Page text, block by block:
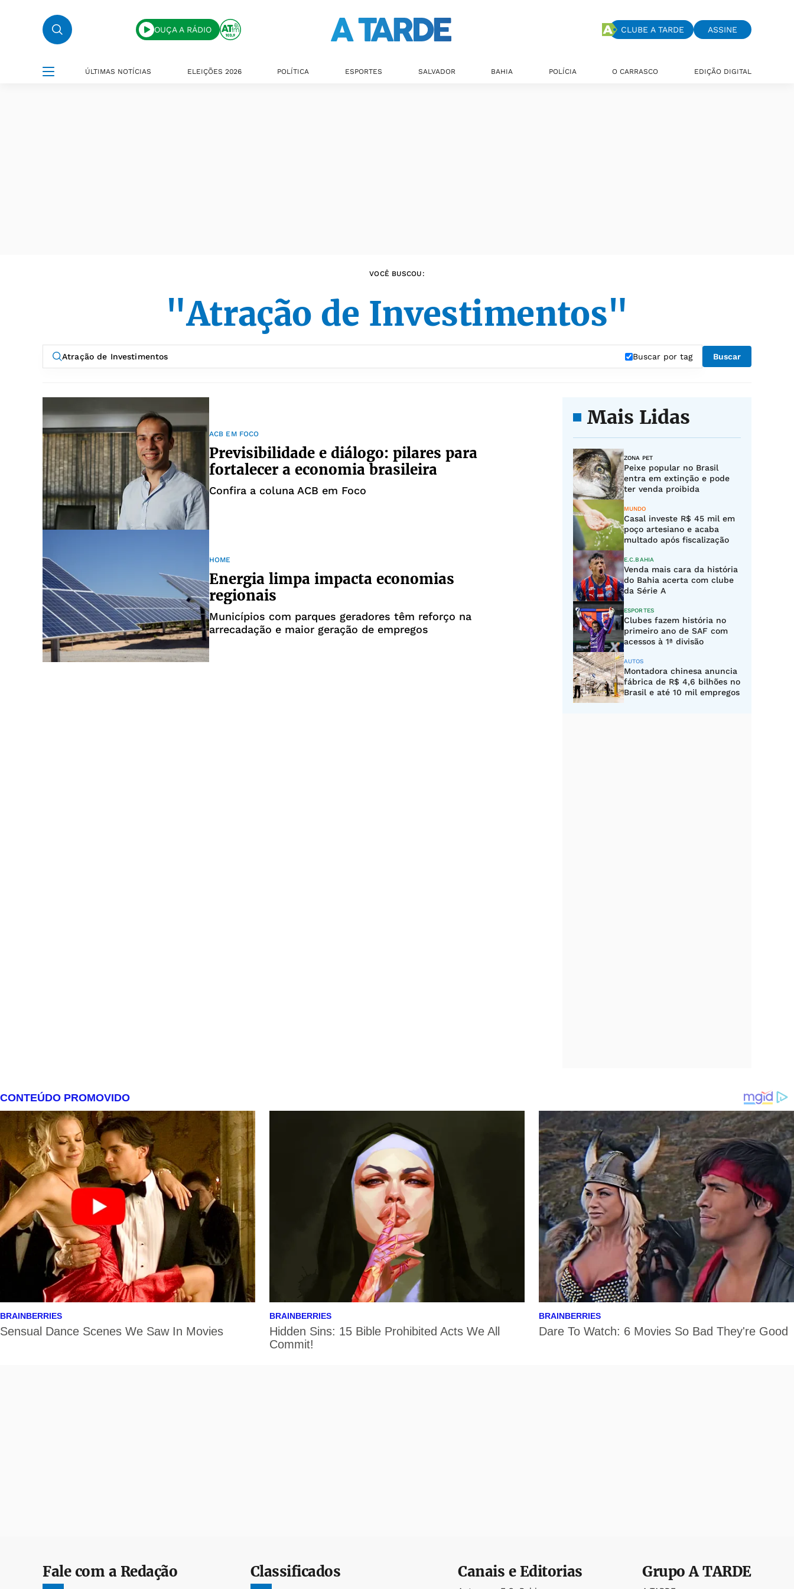
OUÇA A RÁDIO CLUBE A TARDE ASSINE
ÚLTIMAS NOTÍCIAS ELEIÇÕES 2026 POLÍTICA ESPORTES SALVADOR BAHIA POLÍCIA O CARRASCO EDIÇÃO DIGITAL
VOCÊ BUSCOU:
"Atração de Investimentos"
Buscar por tag Buscar
ACB EM FOCO
Previsibilidade e diálogo: pilares para
fortalecer a economia brasileira
Confira a coluna ACB em Foco
HOME
Energia limpa impacta economias
regionais
Municípios com parques geradores têm reforço na
arrecadação e maior geração de empregos
Mais Lidas
ZONA PET
Peixe popular no Brasil
entra em extinção e pode
ter venda proibida
MUNDO
Casal investe R$ 45 mil em
poço artesiano e acaba
multado após fiscalização
E.C.BAHIA
Venda mais cara da história
do Bahia acerta com clube
da Série A
ESPORTES
Clubes fazem história no
primeiro ano de SAF com
acessos à 1ª divisão
AUTOS
Montadora chinesa anuncia
fábrica de R$ 4,6 bilhões no
Brasil e até 10 mil empregos
Fale com a Redação Classificados Canais e Editorias GrupoA TARDE